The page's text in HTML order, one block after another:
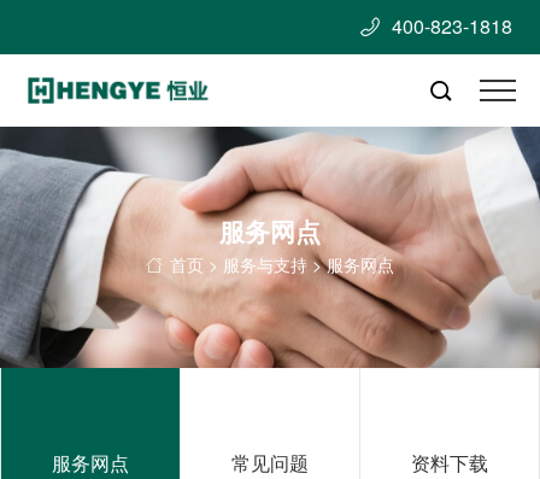
 400-823-1818

服务网点
 首页 > 服务与支持 > 服务网点
服务网点 常见问题 资料下载